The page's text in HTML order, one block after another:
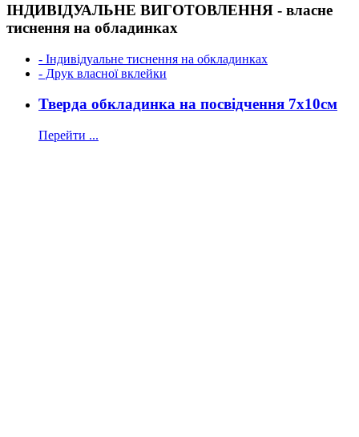
ІНДИВІДУАЛЬНЕ ВИГОТОВЛЕННЯ - власне
тиснення на обладинках
- Індивідуальне тиснення на обкладинках
- Друк власної вклейки
Тверда обкладинка на посвідчення 7х10см
Перейти ...